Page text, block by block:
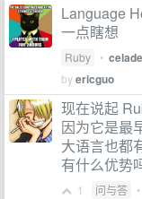
Language
一点瞎想
Ruby •
byericguo
现在说起
因为它是最
大语言也都
有什么优势
1 问与答 •